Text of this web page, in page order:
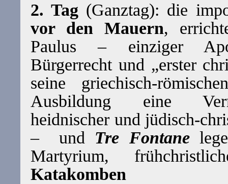
2. Tag (Ganztag): die
vor den Mauern,
Paulus – einziger
Bürgerrecht und „erster
seine griechisch-
Ausbildung eine
heidnischer und jüdisch-
–
und Tre Fontane
Martyrium,
Katakomben